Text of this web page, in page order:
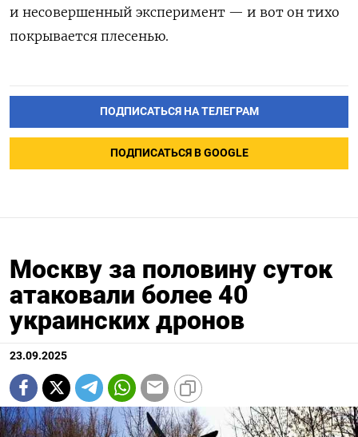
и несовершенный эксперимент — и вот он тихо
покрывается плесенью.
ПОДПИСАТЬСЯ НА ТЕЛЕГРАМ
ПОДПИСАТЬСЯ В GOOGLE
Москву за половину суток
атаковали более 40
украинских дронов
23.09.2025